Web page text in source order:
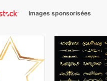
Images sponsorisées